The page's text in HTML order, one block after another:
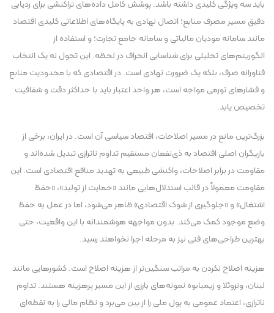
باید سه ویژگی کلیدی داشته باشد. پوشش کامل داده‌های تراکنشی برای ردیابی
دقیق مسیر مصرف منابع؛ اتصال نهادی به پایگاه‌های اطلاعاتی کلیدی اقتصاد
مانند سامانه مودیان مالیاتی و سامانه جامع تجارت؛ و استفاده از
الگوریتم‌های تحلیلی برای شناسایی انحراف در لحظه. این تحول نه یک انتخاب
فناورانه صرف، بلکه یک ضرورت نهادی است. در اقتصادی که با محدودیت منابع
و فشار‌های تورمی مواجه است، هر واحد اعتبار باید با حداکثر دقت و شفافیت
تخصیص یابد.
بزرگ‌ترین مانع در مسیر اصلاحات، اقتصاد سیاسی آن است. در ایران، برخی از
بازیگران اصلی اقتصاد به ذی‌نفعان مستقیم تداوم ناترازی تبدیل شده‌اند و
مقاومت در برابر اصلاحات، واکنشی طبیعی به تهدید منافع اقتصادی است. این
مقاومت معمولاً در قالب استدلال‌هایی مانند «حمایت از تولید»، «حفظ
اشتغال» و «جلوگیری از شوک اقتصادی» ظاهر می‌شود، اما در عمل به حفظ
وضع موجود کمک می‌کند. بدون مواجهه هوشمندانه با این واقعیت، حتی
بهترین طراحی‌های فنی نیز به مرحله اجرا نخواهند رسید.
هزینه اصلاح نکردن به مراتب سنگین‌تر از هزینه اصلاح است. کشور‌هایی مانند
لبنان، ونزوئلا و زیمبابوه نمونه‌های بارزی از این مسیر پرهزینه هستند. تداوم
ناترازی، اعتماد عمومی به پول ملی را از بین می‌برد و نظام مالی را به نقطه‌ای